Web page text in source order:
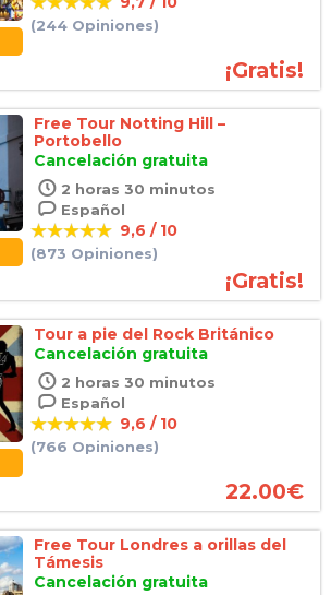
(244 Opiniones)
¡Gratis!
Free Tour Notting Hill –
Portobello
Cancelación gratuita
2 horas 30 minutos
Español
9,6 / 10
(873 Opiniones)
¡Gratis!
Tour a pie del Rock Británico
Cancelación gratuita
2 horas 30 minutos
Español
9,6 / 10
(766 Opiniones)
22.00€
Free Tour Londres a orillas del
Támesis
Cancelación gratuita